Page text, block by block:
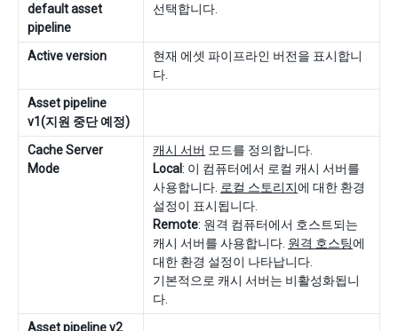
default asset
pipeline
선택합니다.
Active version
현재 에셋 파이프라인 버전을 표시합니
다.
Asset pipeline
v1(지원 중단 예정)
Cache Server
Mode
캐시 서버 모드를 정의합니다.
Local: 이 컴퓨터에서 로컬 캐시 서버를
사용합니다. 로컬 스토리지에 대한 환경
설정이 표시됩니다.
Remote: 원격 컴퓨터에서 호스트되는
캐시 서버를 사용합니다. 원격 호스팅에
대한 환경 설정이 나타납니다.
기본적으로 캐시 서버는 비활성화됩니
다.
Asset pipeline v2